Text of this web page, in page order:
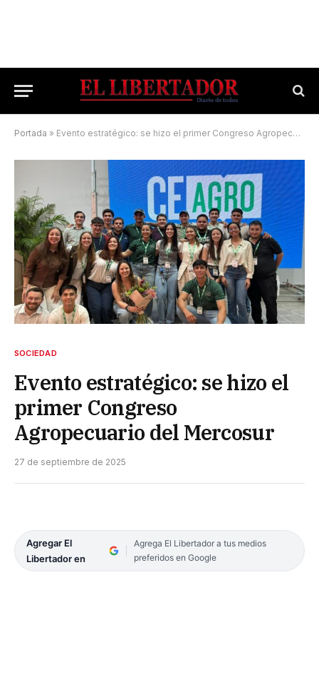
Portada » Evento estratégico: se hizo el primer Congreso Agropecuario del Mercosur
SOCIEDAD
Evento estratégico: se hizo el
primer Congreso
Agropecuario del Mercosur
27 de septiembre de 2025
Agregar El
Libertador en
Agrega El Libertador a tus medios
preferidos en Google